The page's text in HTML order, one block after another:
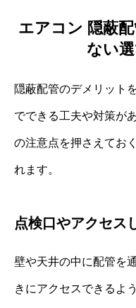
エアコン 隠蔽
ない
隠蔽配管のデメリット
でできる工夫や対策が
の注意点を押さえてお
れます。
点検口やアクセス
壁や天井の中に配管を
きにアクセスできるよ